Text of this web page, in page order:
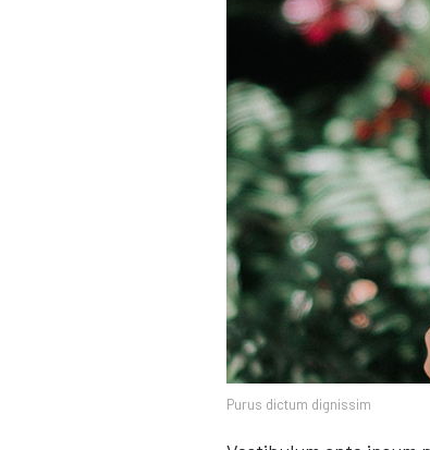
Purus dictum dignissim